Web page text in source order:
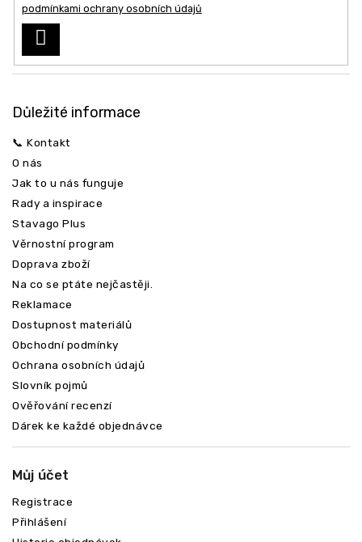
podmínkami ochrany osobních údajů
SE
Důležité informace
📞 Kontakt
O nás
Jak to u nás funguje
Rady a inspirace
Stavago Plus
Věrnostní program
Doprava zboží
Na co se ptáte nejčastěji.
Reklamace
Dostupnost materiálů
Obchodní podmínky
Ochrana osobních údajů
Slovník pojmů
Ověřování recenzí
Dárek ke každé objednávce
Můj účet
Registrace
Přihlášení